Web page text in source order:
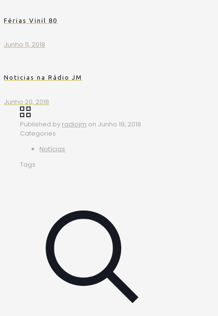
Férias Vinil 80
Junho 11, 2018
Noticias na Rádio JM
Junho 20, 2018
Published by radiojm on Junho 19, 2018
Categories
Notícias
Tags